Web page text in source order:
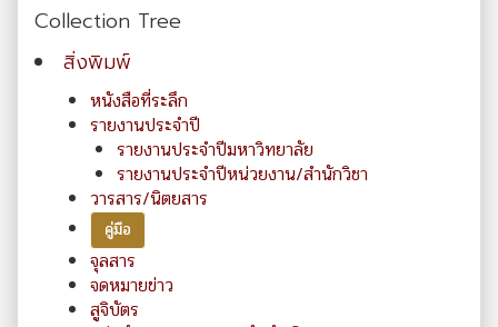
Collection Tree
สิ่งพิมพ์
หนังสือที่ระลึก
รายงานประจำปี
รายงานประจำปีมหาวิทยาลัย
รายงานประจำปีหน่วยงาน/สำนักวิชา
วารสาร/นิตยสาร
คู่มือ
จุลสาร
จดหมายข่าว
สูจิบัตร